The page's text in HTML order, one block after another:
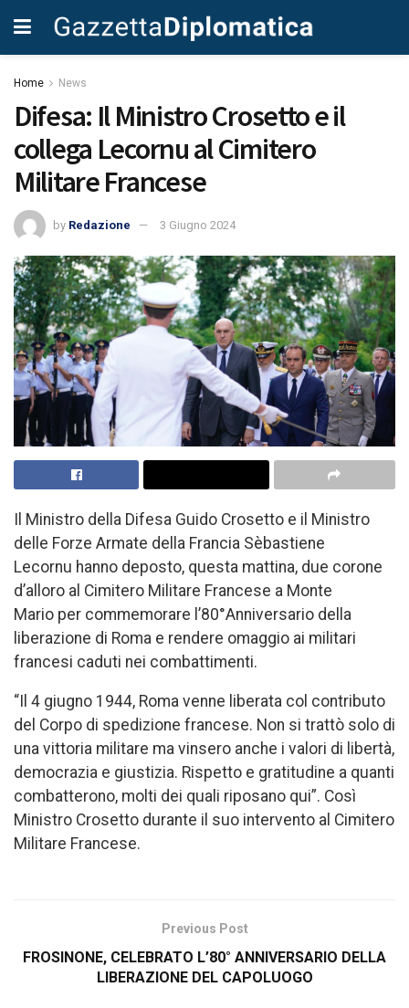
Home News
Difesa: Il Ministro Crosetto e il
collega Lecornu al Cimitero
Militare Francese
by Redazione 3 Giugno 2024
Il Ministro della Difesa Guido Crosetto e il Ministro
delle Forze Armate della Francia Sèbastiene
Lecornu hanno deposto, questa mattina, due corone
d’alloro al Cimitero Militare Francese a Monte
Mario per commemorare l’80°Anniversario della
liberazione di Roma e rendere omaggio ai militari
francesi caduti nei combattimenti.
“Il 4 giugno 1944, Roma venne liberata col contributo
del Corpo di spedizione francese. Non si trattò solo di
una vittoria militare ma vinsero anche i valori di libertà,
democrazia e giustizia. Rispetto e gratitudine a quanti
combatterono, molti dei quali riposano qui”. Così
Ministro Crosetto durante il suo intervento al Cimitero
Militare Francese.
Previous Post
FROSINONE, CELEBRATO L’80° ANNIVERSARIO DELLA
LIBERAZIONE DEL CAPOLUOGO